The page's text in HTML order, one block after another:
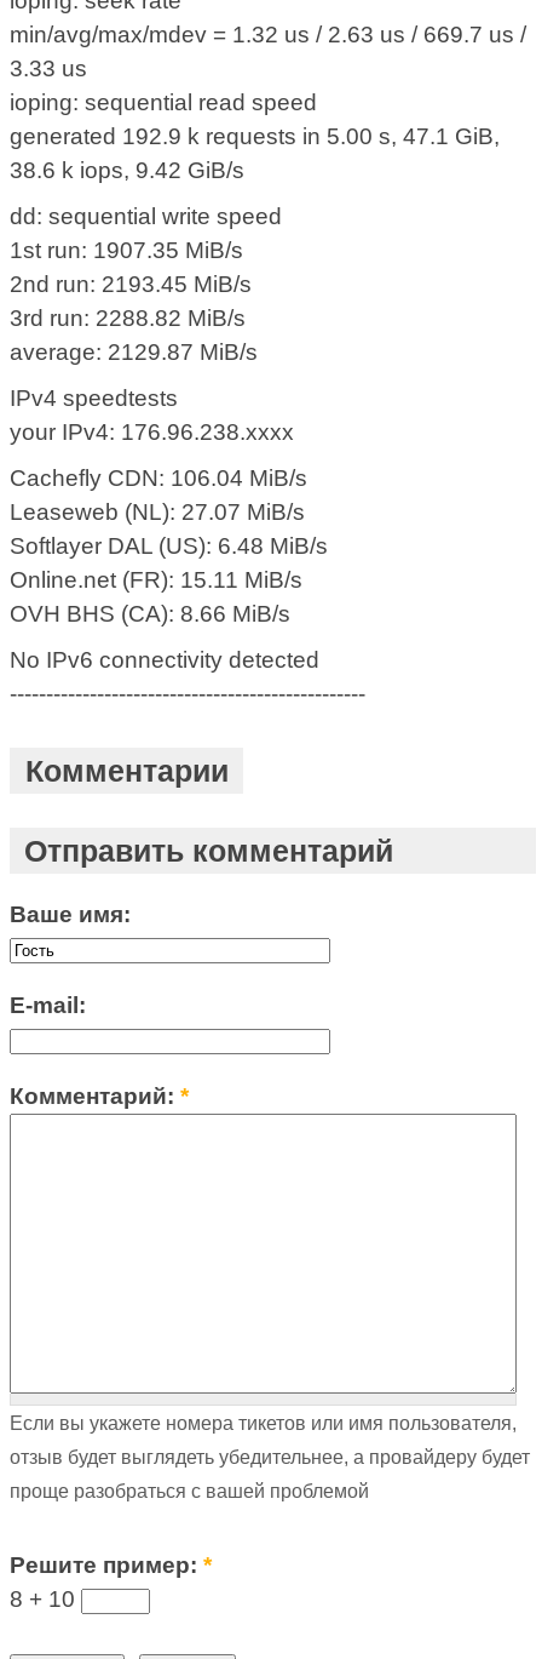
min/avg/max/mdev = 1.32 us / 2.63 us / 669.7 us /
3.33 us
ioping: sequential read speed
generated 192.9 k requests in 5.00 s, 47.1 GiB,
38.6 k iops, 9.42 GiB/s
dd: sequential write speed
1st run: 1907.35 MiB/s
2nd run: 2193.45 MiB/s
3rd run: 2288.82 MiB/s
average: 2129.87 MiB/s
IPv4 speedtests
your IPv4: 176.96.238.xxxx
Cachefly CDN: 106.04 MiB/s
Leaseweb (NL): 27.07 MiB/s
Softlayer DAL (US): 6.48 MiB/s
Online.net (FR): 15.11 MiB/s
OVH BHS (CA): 8.66 MiB/s
No IPv6 connectivity detected
-------------------------------------------------
Комментарии
Отправить комментарий
Ваше имя:
E-mail:
Комментарий:*
Если вы укажете номера тикетов или имя пользователя,
отзыв будет выглядеть убедительнее, а провайдеру будет
проще разобраться с вашей проблемой
Решите пример:*
8 + 10